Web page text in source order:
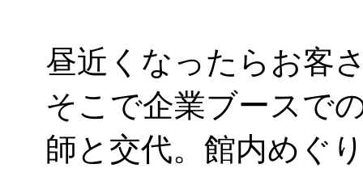
昼近くなったらお客
そこで企業ブースで
師と交代。館内めぐ